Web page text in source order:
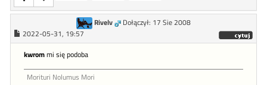
Rivelv
Dołączył: 17 Sie 2008
2022-05-31, 19:57
kwrommi się podoba
Morituri Nolumus Mori